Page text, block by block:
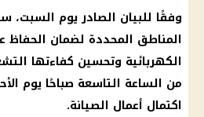
وفقًا للبيان الصادر يوم السبت،
المناطق المحددة لضمان
الكهربائية وتحسين كفاءتها
من الساعة التاسعة صباحًا يوم
اكتمال أعمال الصيانة.